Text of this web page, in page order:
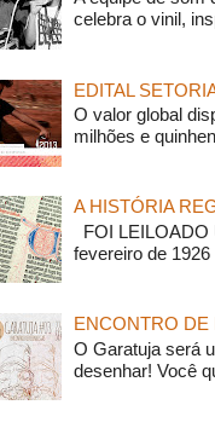
celebra o vinil,
EDITAL
O valor global
milhões e
A HISTÓRIA
FOI LEILOADO
fevereiro de
ENCONTRO DE
O Garatuja será
desenhar! Você